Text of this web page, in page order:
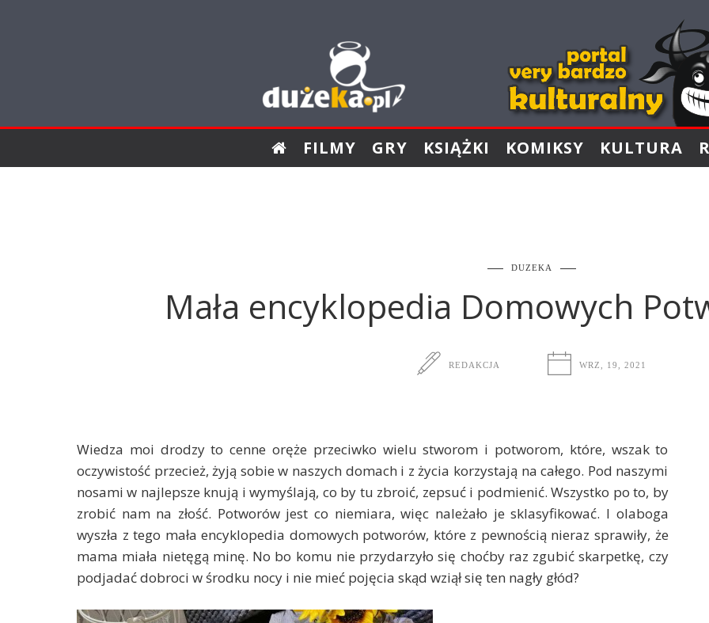
FILMY GRY KSIĄŻKI KOMIKSY KULTURA
DUZEKA
Mała encyklopedia Domowych
REDAKCJA WRZ, 19, 2021
Wiedza moi drodzy to cenne oręże przeciwko wielu stworom i potworom, które, wszak to
oczywistość przecież, żyją sobie w naszych domach i z życia korzystają na całego. Pod naszymi
nosami w najlepsze knują i wymyślają, co by tu zbroić, zepsuć i podmienić. Wszystko po to, by
zrobić nam na złość. Potworów jest co niemiara, więc należało je sklasyfikować. I olaboga
wyszła z tego mała encyklopedia domowych potworów, które z pewnością nieraz sprawiły, że
mama miała nietęgą minę. No bo komu nie przydarzyło się choćby raz zgubić skarpetkę, czy
podjadać dobroci w środku nocy i nie mieć pojęcia skąd wziął się ten nagły głód?